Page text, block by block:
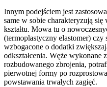
Innym podejściem jest
same w sobie charakteryzują
kształtu. Mowa tu o
(termoplastyczny elastomer) czy
wzbogacone o dodatki
odkształcenia. Węże wykonane
rozbudowanego zbrojenia,
pierwotnej formy po
powstawania trwałych zagięć.